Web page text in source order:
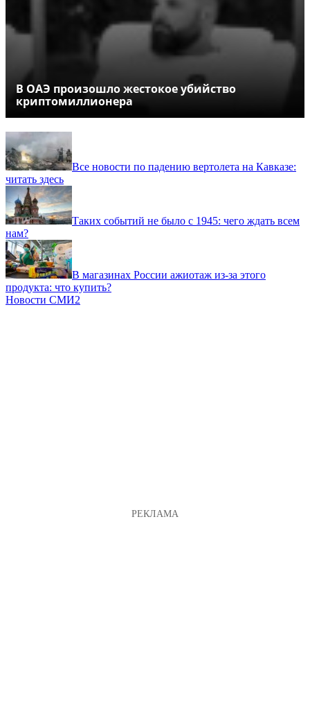
В ОАЭ произошло жестокое убийство
криптомиллионера
Все новости по падению вертолета на Кавказе:
читать здесь
Таких событий не было с 1945: чего ждать всем
нам?
В магазинах России ажиотаж из-за этого
продукта: что купить?
Новости СМИ2